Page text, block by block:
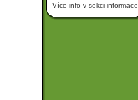
Více info v sekci informace